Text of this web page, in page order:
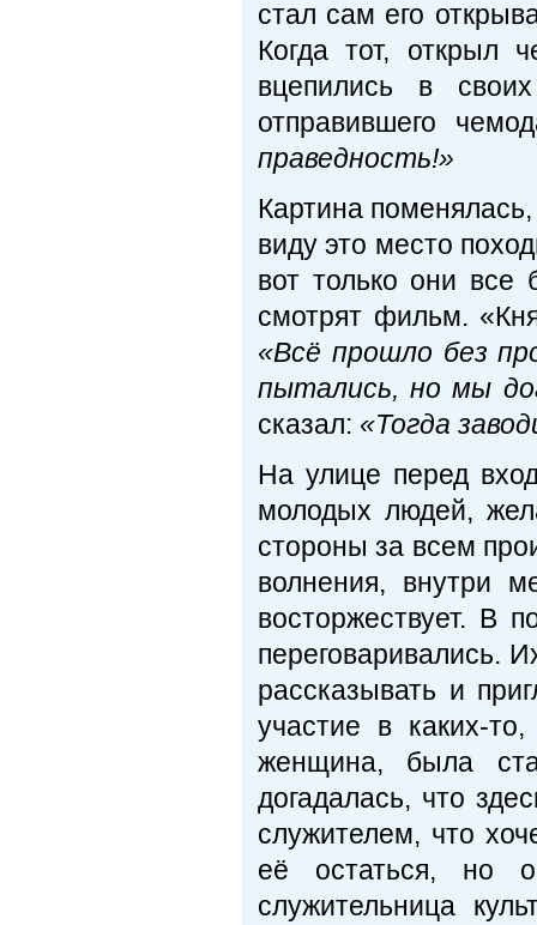
стал сам его
Когда тот, открыл
вцепились в
отправившего
праведность!»
Картина
виду это место
вот только они
смотрят фильм.
«Всё прошло без
пытались, но мы
сказал: «Тогда
На улице перед
молодых людей,
стороны за всем
волнения, внутри
восторжествует. В
переговаривались.
рассказывать и
участие в каких-
женщина, была
догадалась, что
служителем, что
её остаться, но
служительница